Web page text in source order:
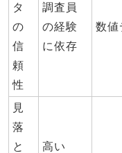
タ
の
信
頼
性
調査員
の経験
に依存
数値
見
落
と
高い